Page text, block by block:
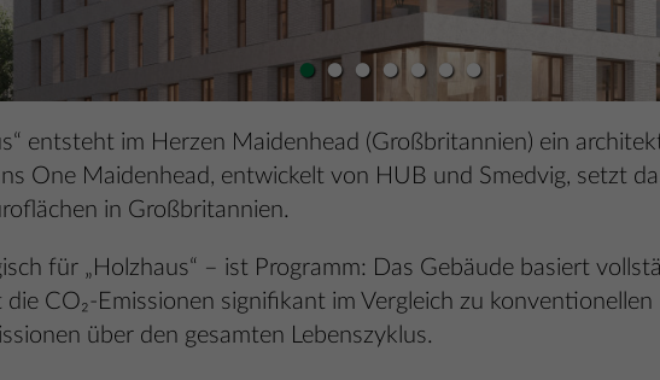
•• •• • • •
entsteht im Herzen Maidenhead (Großbritannien) ein
One Maidenhead, entwickelt von HUB und Smedvig, setzt
in Großbritannien.
für „Holzhaus“ – ist Programm: Das Gebäude basiert
die CO₂-Emissionen signifikant im Vergleich zu
über den gesamten Lebenszyklus.